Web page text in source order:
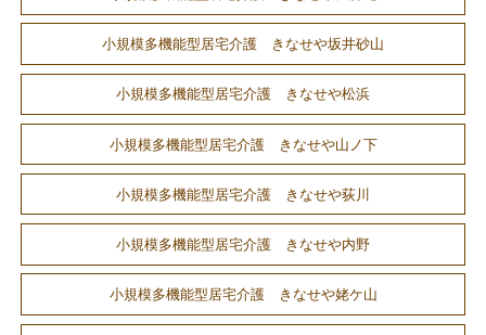
小規模多機能型居宅介護 きなせや坂井砂山
小規模多機能型居宅介護 きなせや松浜
小規模多機能型居宅介護 きなせや山ノ下
小規模多機能型居宅介護 きなせや荻川
小規模多機能型居宅介護 きなせや内野
小規模多機能型居宅介護 きなせや姥ケ山